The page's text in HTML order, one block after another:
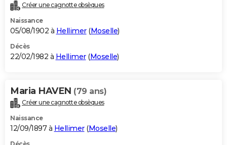
Créer une cagnotte obsèques
Naissance
05/08/1902 à Hellimer(Moselle)
Décès
22/02/1982 à Hellimer(Moselle)
Maria HAVEN (79 ans)
Créer une cagnotte obsèques
Naissance
12/09/1897 à Hellimer(Moselle)